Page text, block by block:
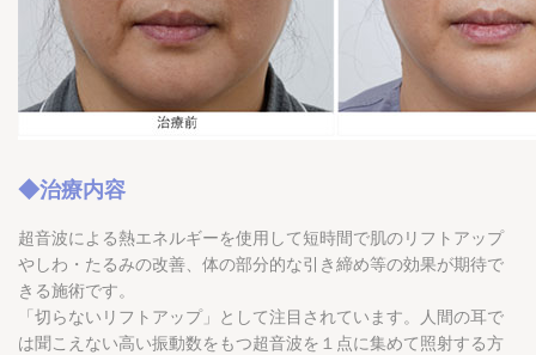
◆治療内容
超音波による熱エネルギーを使用して短時間で肌のリフトアップ
やしわ・たるみの改善、体の部分的な引き締め等の効果が期待で
きる施術です。
「切らないリフトアップ」として注目されています。人間の耳で
は聞こえない高い振動数をもつ超音波を１点に集めて照射する方